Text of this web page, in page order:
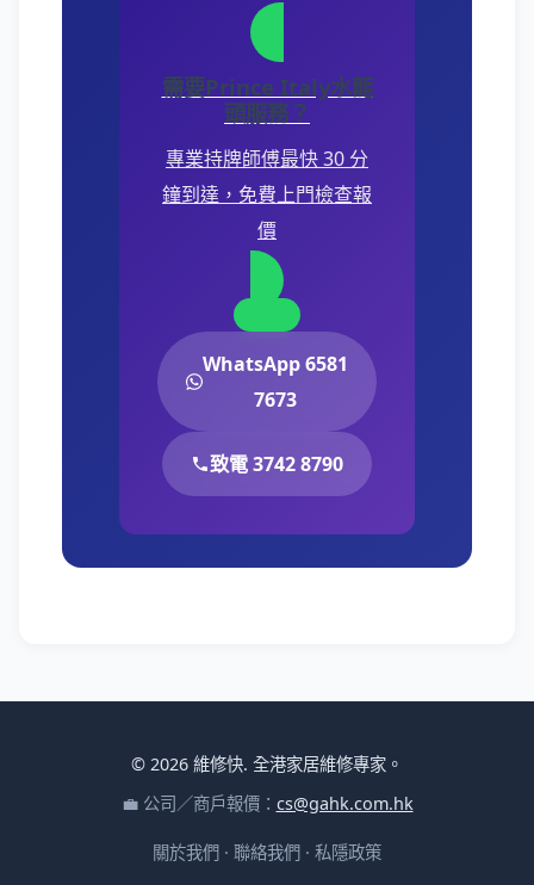
需要Prince Italy水龍
頭服務？
專業持牌師傅最快 30 分
鐘到達，免費上門檢查報
價
WhatsApp 6581
7673
致電 3742 8790
© 2026 維修快. 全港家居維修專家。
💼 公司／商戶報價： cs@gahk.com.hk
關於我們 · 聯絡我們 · 私隱政策